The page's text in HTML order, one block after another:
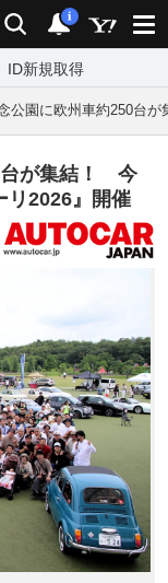
検索 通知
i
ID新規取得
公園に欧州車約250台
台が集結！ 今
リ2026』開催